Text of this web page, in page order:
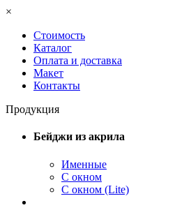
×
Стоимость
Каталог
Оплата и доставка
Макет
Контакты
Продукция
Бейджи из акрила
Именные
С окном
С окном (Lite)